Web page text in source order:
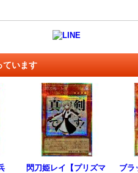
ています
閃刀姫レイ【プリズマ
ブラ